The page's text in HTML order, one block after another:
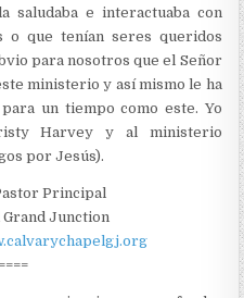
saludaba e interactuaba con
o que tenían seres queridos
para nosotros que el Señor
ministerio y así mismo le ha
un tiempo como este. Yo
Harvey y al ministerio
por Jesús).
Principal
Junction